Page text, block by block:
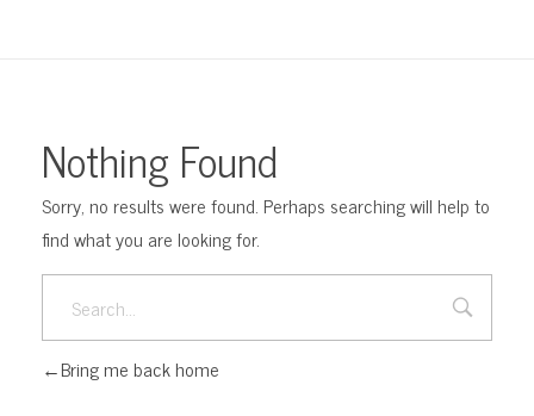
Nothing Found
Sorry, no results were found. Perhaps searching will help to
find what you are looking for.
Bring me back home